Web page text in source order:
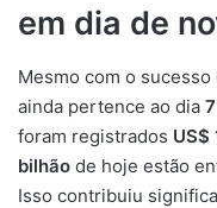
em dia de
Mesmo com o
ainda pertence ao dia
foram registrados US$
bilhão de hoje estão
Isso contribuiu